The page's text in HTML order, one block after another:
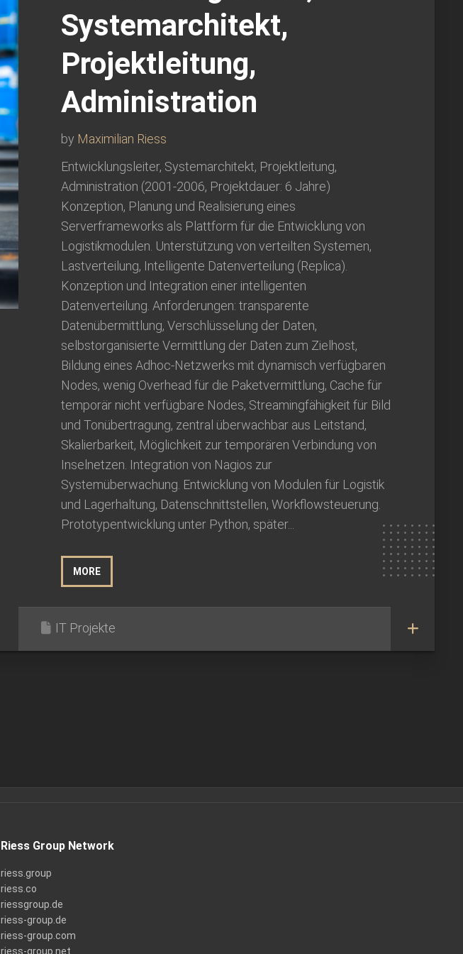
Systemarchitekt,
Projektleitung,
Administration
by Maximilian Riess
Entwicklungsleiter, Systemarchitekt, Projektleitung,
Administration (2001-2006, Projektdauer: 6 Jahre)
Konzeption, Planung und Realisierung eines
Serverframeworks als Plattform für die Entwicklung von
Logistikmodulen. Unterstützung von verteilten Systemen,
Lastverteilung, Intelligente Datenverteilung (Replica).
Konzeption und Integration einer intelligenten
Datenverteilung. Anforderungen: transparente
Datenübermittlung, Verschlüsselung der Daten,
selbstorganisierte Vermittlung der Daten zum Zielhost,
Bildung eines Adhoc-Netzwerks mit dynamisch verfügbaren
Nodes, wenig Overhead für die Paketvermittlung, Cache für
temporär nicht verfügbare Nodes, Streamingfähigkeit für Bild
und Tonübertragung, zentral überwachbar aus Leitstand,
Skalierbarkeit, Möglichkeit zur temporären Verbindung von
Inselnetzen. Integration von Nagios zur
Systemüberwachung. Entwicklung von Modulen für Logistik
und Lagerhaltung, Datenschnittstellen, Workflowsteuerung.
Prototypentwicklung unter Python, später...
MORE
IT Projekte
Riess Group Network
riess.group
riess.co
riessgroup.de
riess-group.de
riess-group.com
riess-group.net